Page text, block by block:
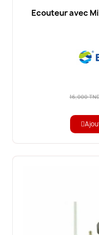
Ecouteur avec
16,000